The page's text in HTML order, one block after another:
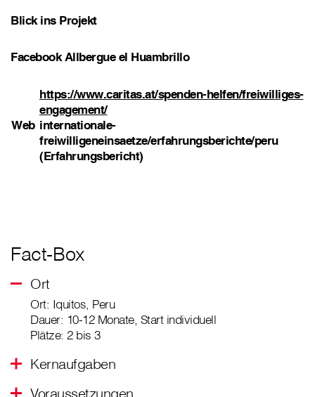
Blick ins Projekt
Facebook Allbergue el Huambrillo
Web
https://www.caritas.at/spenden-helfen/freiwilliges-
engagement/
internationale-
freiwilligeneinsaetze/erfahrungsberichte/peru
(Erfahrungsbericht)
Fact-Box
Ort
Ort: Iquitos, Peru
Dauer: 10-12 Monate, Start individuell
Plätze: 2 bis 3
Kernaufgaben
Voraussetzungen